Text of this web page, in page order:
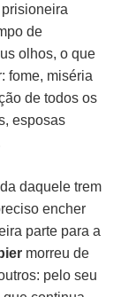
de
olhos, o que
fome, miséria
de todos os
esposas
daquele trem
encher
parte para a
morreu de
pelo seu